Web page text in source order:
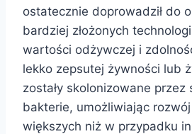
ostatecznie doprowadził do
bardziej złożonych
wartości odżywczej i
lekko zepsutej żywności lub
zostały skolonizowane przez
bakterie, umożliwiając
większych niż w przypadku